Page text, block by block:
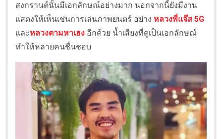
สงกรานต์นั้นมีเอกลักษณ์อย่างมาก นอกจากนี้ยังมีงาน
แสดงให้เห็นเช่นการเล่นภาพยนตร์ อย่าง หลวงพี่แจ๊ส 5G
และหลวงตามหาเฮง อีกด้วย น้ำเสียงที่ดูเป็นเอกลักษณ์
ทำให้หลายคนชื่นชอบ